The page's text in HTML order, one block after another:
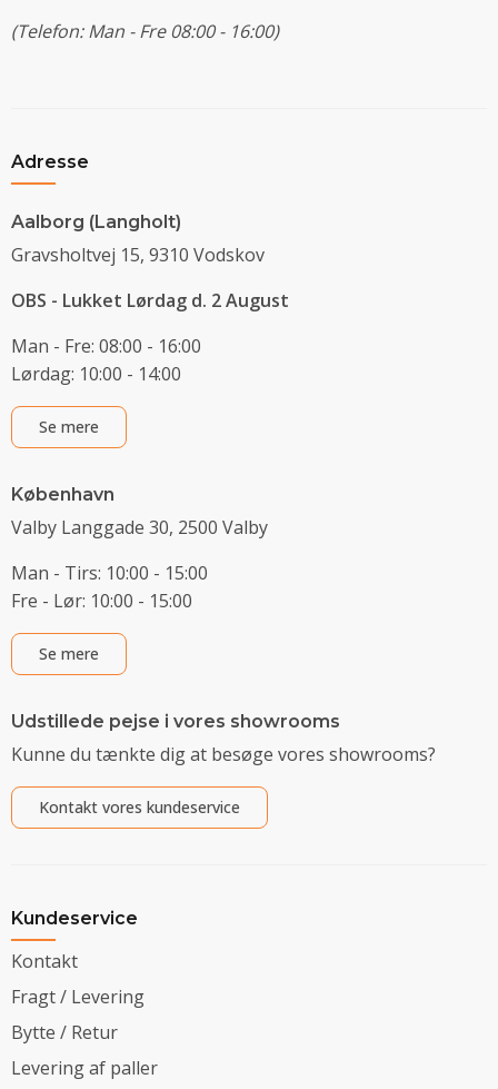
(Telefon: Man - Fre 08:00 - 16:00)
Adresse
Aalborg (Langholt)
Gravsholtvej 15, 9310 Vodskov
OBS - Lukket Lørdag d. 2 August
Man - Fre: 08:00 - 16:00
Lørdag: 10:00 - 14:00
Se mere
København
Valby Langgade 30, 2500 Valby
Man - Tirs: 10:00 - 15:00
Fre - Lør: 10:00 - 15:00
Se mere
Udstillede pejse i vores showrooms
Kunne du tænkte dig at besøge vores showrooms?
Kontakt vores kundeservice
Kundeservice
Kontakt
Fragt / Levering
Bytte / Retur
Levering af paller